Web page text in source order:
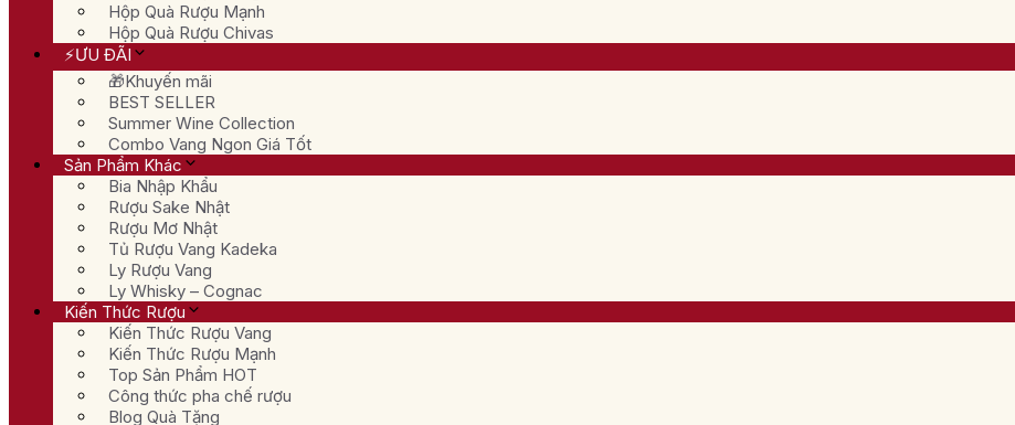
Hộp Quà Rượu Mạnh
Hộp Quà Rượu Chivas
⚡ƯU ĐÃI
🎁Khuyến mãi
BEST SELLER
Summer Wine Collection
Combo Vang Ngon Giá Tốt
Sản Phẩm Khác
Bia Nhập Khẩu
Rượu Sake Nhật
Rượu Mơ Nhật
Tủ Rượu Vang Kadeka
Ly Rượu Vang
Ly Whisky – Cognac
Kiến Thức Rượu
Kiến Thức Rượu Vang
Kiến Thức Rượu Mạnh
Top Sản Phẩm HOT
Công thức pha chế rượu
Blog Quà Tặng